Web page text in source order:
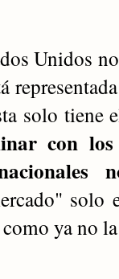
Unidos
solo tiene
con
solo
ya no